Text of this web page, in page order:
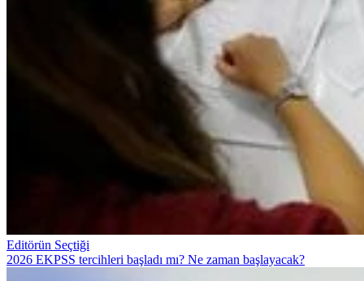
Editörün Seçtiği
2026 EKPSS tercihleri başladı mı? Ne zaman başlayacak?